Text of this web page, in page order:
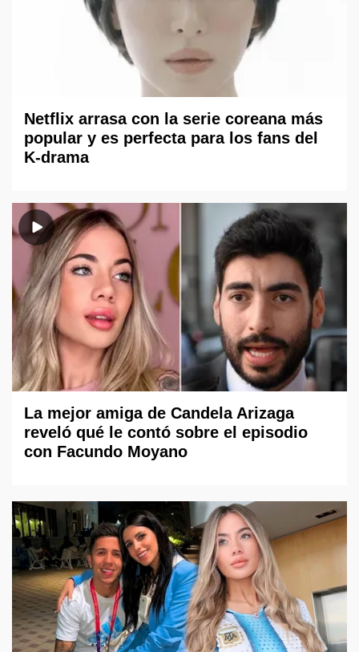
Netflix arrasa con la serie coreana más
popular y es perfecta para los fans del
K-drama
La mejor amiga de Candela Arizaga
reveló qué le contó sobre el episodio
con Facundo Moyano